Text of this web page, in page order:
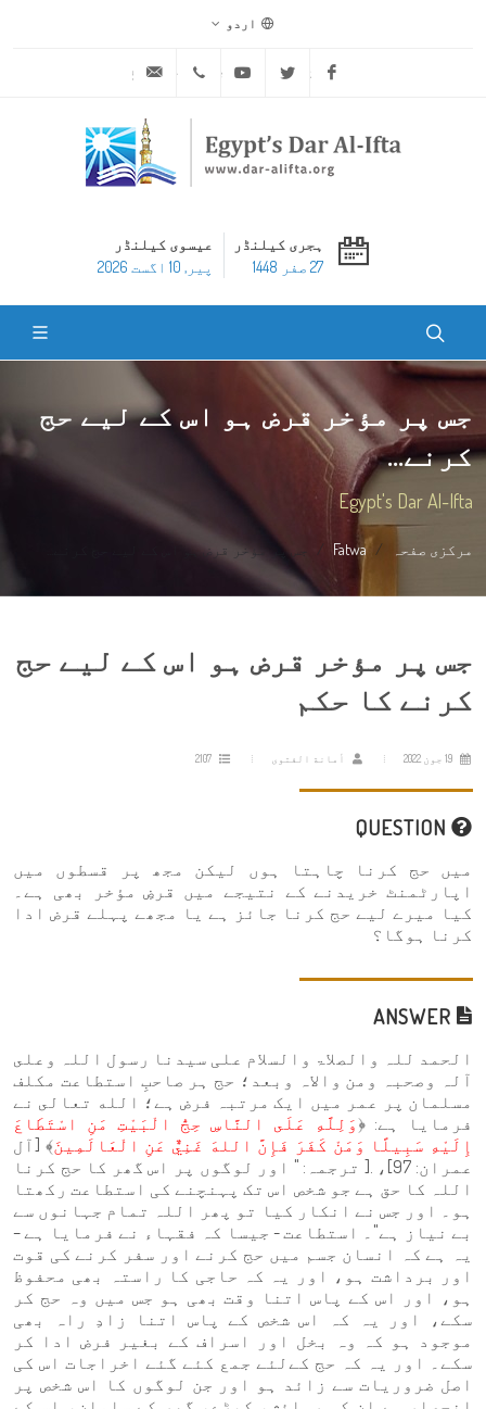
اردو
Facebook
Twitter
Youtube
ہجری کیلنڈر
27 صفر 1448
عیسوی کیلنڈر
پير, 10 اگست 2026
جس پر مؤخر قرض ہو اس کے لیے حج
کرنے...
Egypt's Dar Al-Ifta
مرکزی صفحہ Fatwa جس پر مؤخر قرض ہو اس کے لیے حج کرنے...
جس پر مؤخر قرض ہو اس کے لیے حج
کرنے کا حکم
أمانة الفتوى
میں حج کرنا چاہتا ہوں لیکن مجھ پر قسطوں میں
اپارٹمنٹ خریدنے کے نتیجے میں قرضِ مؤخر بھی ہے۔
کیا میرے لیے حج کرنا جائز ہے یا مجھے پہلے قرض ادا
کرنا ہوگا؟
الحمد للہ والصلاۃ والسلام علی سیدنا رسول اللہ وعلى
آلہ وصحبہ ومن والاہ وبعد؛ حج ہر صاحبِ استطاعت مکلف
مسلمان پر عمر میں ایک مرتبہ فرض ہے؛ الله تعالى نے
فرمایا ہے: ﴿وَلِلَّهِ عَلَى النَّاسِ حِجُّ الْبَيْتِ مَنِ اسْتَطَاعَ
إِلَيْهِ سَبِيلًا وَمَنْ كَفَرَ فَإِنَّ اللهَ غَنِيٌّ عَنِ الْعَالَمِينَ﴾ [آل
عمران: 97]، .[ ترجمہ: " اور لوگوں پر اس گھر کا حج کرنا
اللہ کا حق ہے جو شخص اس تک پہنچنے کی استطاعت رکھتا
ہو۔ اور جس نے انکار کیا تو پھر اللہ تمام جہانوں سے
بے نیاز ہے"۔ استطاعت - جیسا کہ فقہاء نے فرمایا ہے –
یہ ہے کہ انسان جسم میں حج کرنے اور سفر کرنے کی قوت
اور برداشت ہو، اور یہ کہ حاجی کا راستہ بھی محفوظ
ہو، اور اس کے پاس اتنا وقت بھی ہو جس میں وہ حج کر
سکے، اور یہ کہ اس شخص کے پاس اتنا زادِ راہ بھی
موجود ہو کہ وہ بخل اور اسراف کے بغیر فرض ادا کر
سکے۔ اور یہ کہ حج کےلئے جمع کئے گئے اخراجات اس کی
اصل ضروریات سے زائد ہو اور جن لوگوں کا اس شخص پر